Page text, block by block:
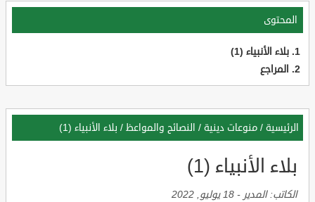
المحتوى
بلاء الأنبياء (1)
المراجع
الرئيسية / منوعات دينية / النصائح والمواعظ / بلاء الأنبياء (1)
بلاء الأنبياء (1)
الكاتب:المدير - 18 يوليو, 2022